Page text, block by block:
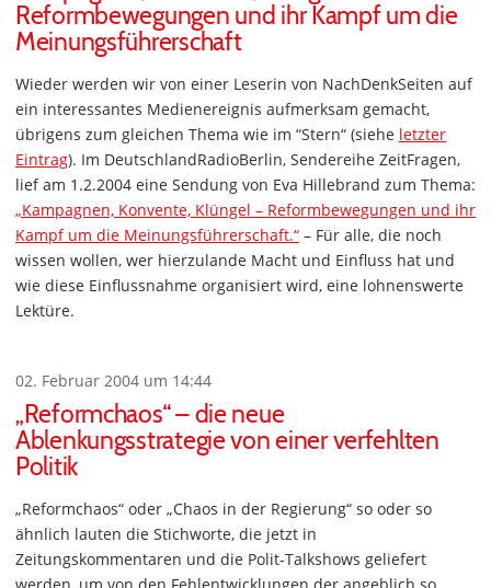
Reformbewegungen und ihr Kampf um die
Meinungsführerschaft
Wieder werden wir von einer Leserin von NachDenkSeiten auf
ein interessantes Medienereignis aufmerksam gemacht,
übrigens zum gleichen Thema wie im “Stern“ (siehe letzter
Eintrag). Im DeutschlandRadioBerlin, Sendereihe ZeitFragen,
lief am 1.2.2004 eine Sendung von Eva Hillebrand zum Thema:
„Kampagnen, Konvente, Klüngel – Reformbewegungen und ihr
Kampf um die Meinungsführerschaft.“ – Für alle, die noch
wissen wollen, wer hierzulande Macht und Einfluss hat und
wie diese Einflussnahme organisiert wird, eine lohnenswerte
Lektüre.
02. Februar 2004 um 14:44
„Reformchaos“ – die neue
Ablenkungsstrategie von einer verfehlten
Politik
„Reformchaos“ oder „Chaos in der Regierung“ so oder so
ähnlich lauten die Stichworte, die jetzt in
Zeitungskommentaren und die Polit-Talkshows geliefert